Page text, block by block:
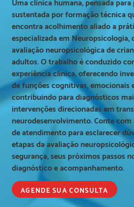
sustentada por formação técnica
encontra acolhimento aliado a
especializada em Neuropsicologia,
avaliação neuropsicológica de
adultos. O trabalho é conduzido
experiência clínica, oferecendo
de funções cognitivas, emocionais
contribuindo para diagnósticos
intervenções direcionadas em
neurodesenvolvimento. Conte
de atendimento para esclarecer
etapas da avaliação
segurança, seus próximos passos
diagnóstico e acompanhamento.
AGENDE SUA CONSULTA